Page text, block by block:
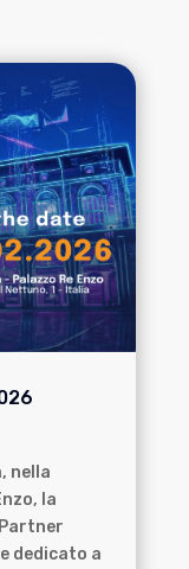
nella
la
dedicato a